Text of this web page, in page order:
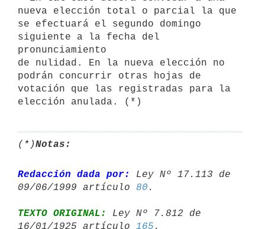
nueva elección total o parcial la que
se efectuará el segundo domingo
siguiente a la fecha del
pronunciamiento
de nulidad. En la nueva elección no
podrán concurrir otras hojas de
votación que las registradas para la
elección anulada. (*)
(*)Notas:
Redacción dada por:
Ley Nº 17.113 de
09/06/1999 artículo 80
TEXTO ORIGINAL:
Ley Nº 7.812 de
16/01/1925 artículo 165